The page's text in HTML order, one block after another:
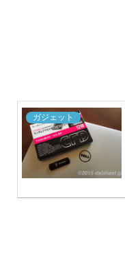
ガジェット